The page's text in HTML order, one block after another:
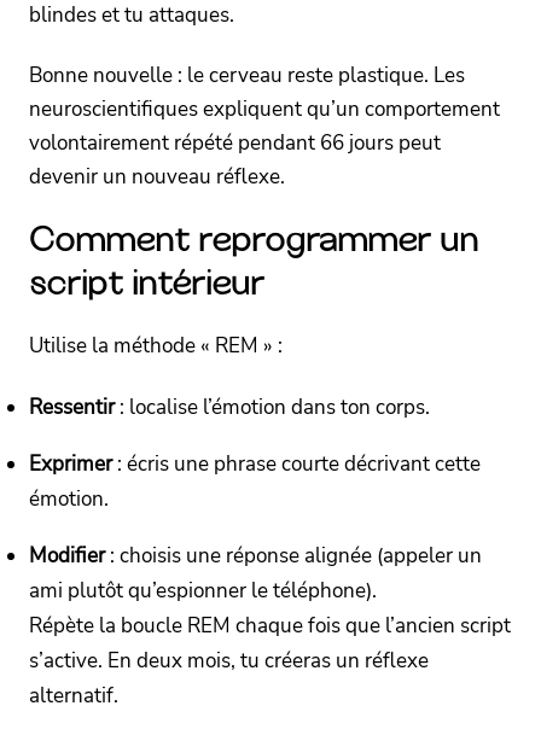
blindes et tu attaques.
Bonne nouvelle : le cerveau reste plastique. Les
neuroscientifiques expliquent qu’un comportement
volontairement répété pendant 66 jours peut
devenir un nouveau réflexe.
Comment reprogrammer un
script intérieur
Utilise la méthode « REM » :
Ressentir: localise l’émotion dans ton corps.
Exprimer: écris une phrase courte décrivant cette
émotion.
Modifier: choisis une réponse alignée (appeler un
ami plutôt qu’espionner le téléphone).
Répète la boucle REM chaque fois que l’ancien script
s’active. En deux mois, tu créeras un réflexe
alternatif.